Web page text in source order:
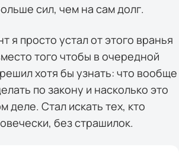
сил, чем на сам долг.
я просто устал от этого вранья
того чтобы в очередной
хотя бы узнать: что вообще
по закону и насколько это
деле. Стал искать тех, кто
без страшилок.